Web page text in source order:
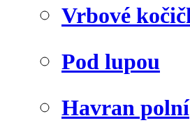
Vrbové
Pod lupou
Havran polní